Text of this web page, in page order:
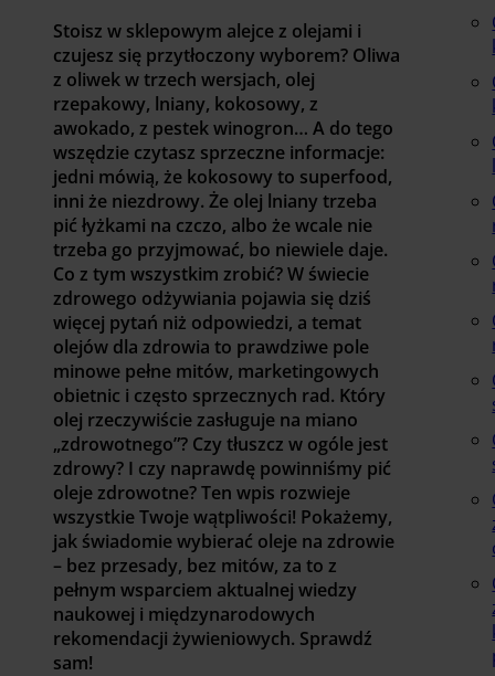
Stoisz w sklepowym alejce z olejami i
czujesz się przytłoczony wyborem? Oliwa
z oliwek w trzech wersjach, olej
rzepakowy, lniany, kokosowy, z
awokado, z pestek winogron… A do tego
wszędzie czytasz sprzeczne informacje:
jedni mówią, że kokosowy to superfood,
inni że niezdrowy. Że olej lniany trzeba
pić łyżkami na czczo, albo że wcale nie
trzeba go przyjmować, bo niewiele daje.
Co z tym wszystkim zrobić? W świecie
zdrowego odżywiania pojawia się dziś
więcej pytań niż odpowiedzi, a temat
olejów dla zdrowia to prawdziwe pole
minowe pełne mitów, marketingowych
obietnic i często sprzecznych rad. Który
olej rzeczywiście zasługuje na miano
„zdrowotnego”? Czy tłuszcz w ogóle jest
zdrowy? I czy naprawdę powinniśmy pić
oleje zdrowotne? Ten wpis rozwieje
wszystkie Twoje wątpliwości! Pokażemy,
jak świadomie wybierać oleje na zdrowie
– bez przesady, bez mitów, za to z
pełnym wsparciem aktualnej wiedzy
naukowej i międzynarodowych
rekomendacji żywieniowych. Sprawdź
sam!